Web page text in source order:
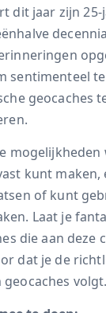
dit jaar zijn
sentimenteel
geocaches
mogelijkheden
kunt maken,
of kunt
Laat je
die aan deze
dat je de
volgt.